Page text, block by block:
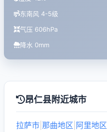
东南风 4-5级
气压 606hPa
降水 0mm
昂仁县附近城市
拉萨市 那曲地区 阿里地区